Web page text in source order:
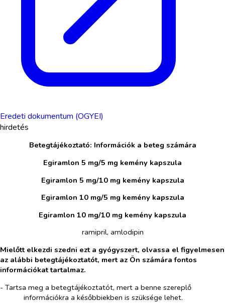
Eredeti dokumentum (OGYEI)
hirdetés
Betegtájékoztató: Információk a beteg számára
Egiramlon 5 mg/5 mg kemény kapszula
Egiramlon 5 mg/10 mg kemény kapszula
Egiramlon 10 mg/5 mg kemény kapszula
Egiramlon 10 mg/10 mg kemény kapszula
ramipril, amlodipin
Mielőtt elkezdi szedni ezt a gyógyszert, olvassa el figyelmesen
az alábbi betegtájékoztatót, mert az Ön számára fontos
információkat tartalmaz.
- Tartsa meg a betegtájékoztatót, mert a benne szereplő
információkra a későbbiekben is szüksége lehet.